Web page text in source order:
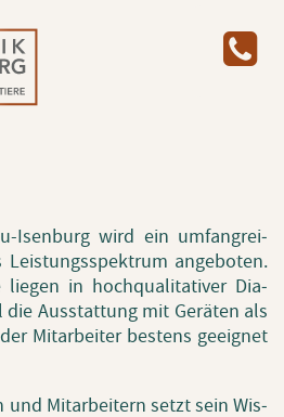
Isen­burg wird ein um­fang­rei­
Leis­tungs­spek­trum an­ge­bo­ten.
lie­gen in hoch­qua­li­ta­ti­ver Dia­
Aus­stat­tung mit Ge­rä­ten als
Mit­ar­bei­ter bes­tens ge­eig­net
und Mit­ar­bei­tern setzt sein Wis­